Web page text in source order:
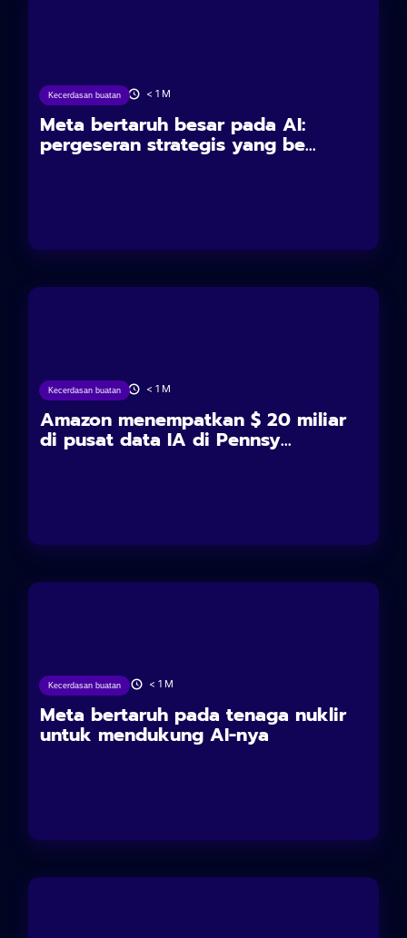
Kecerdasan buatan
13/06/2025 < 1 M
Meta bertaruh besar pada AI:
pergeseran strategis yang be...
Kecerdasan buatan
10/06/2025 < 1 M
Amazon menempatkan $ 20 miliar
di pusat data IA di Pennsy...
Kecerdasan buatan
04/06/2025 < 1 M
Meta bertaruh pada tenaga nuklir
untuk mendukung AI-nya